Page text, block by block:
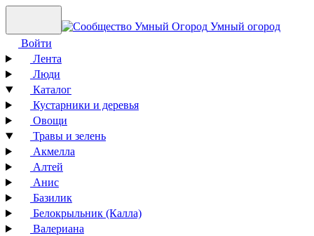
Умный огород
Войти
Лента
Люди
Каталог
Кустарники и деревья
Овощи
Травы и зелень
Акмелла
Алтей
Анис
Базилик
Белокрыльник (Калла)
Валериана